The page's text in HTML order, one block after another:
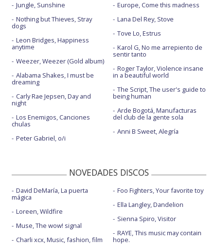
Jungle, Sunshine
Nothing but Thieves, Stray
dogs
Leon Bridges, Happiness
anytime
Weezer, Weezer (Gold album)
Alabama Shakes, I must be
dreaming
Carly Rae Jepsen, Day and
night
Los Enemigos, Canciones
chulas
Peter Gabriel, o/i
Europe, Come this madness
Lana Del Rey, Stove
Tove Lo, Estrus
Karol G, No me arrepiento de
sentir tanto
Roger Taylor, Violence insane
in a beautiful world
The Script, The user's guide to
being human
Arde Bogotá, Manufacturas
del club de la gente sola
Anni B Sweet, Alegría
NOVEDADES DISCOS
David DeMaría, La puerta
mágica
Loreen, Wildfire
Muse, The wow! signal
Charli xcx, Music, fashion, film
Foo Fighters, Your favorite toy
Ella Langley, Dandelion
Sienna Spiro, Visitor
RAYE, This music may contain
hope.